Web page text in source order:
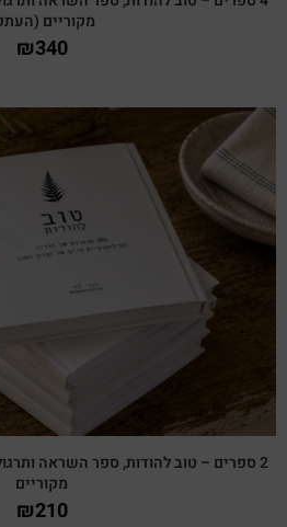
מקוריים
₪340
2 ספרים – טוב להודות, ספר השראה
מקוריים
₪210